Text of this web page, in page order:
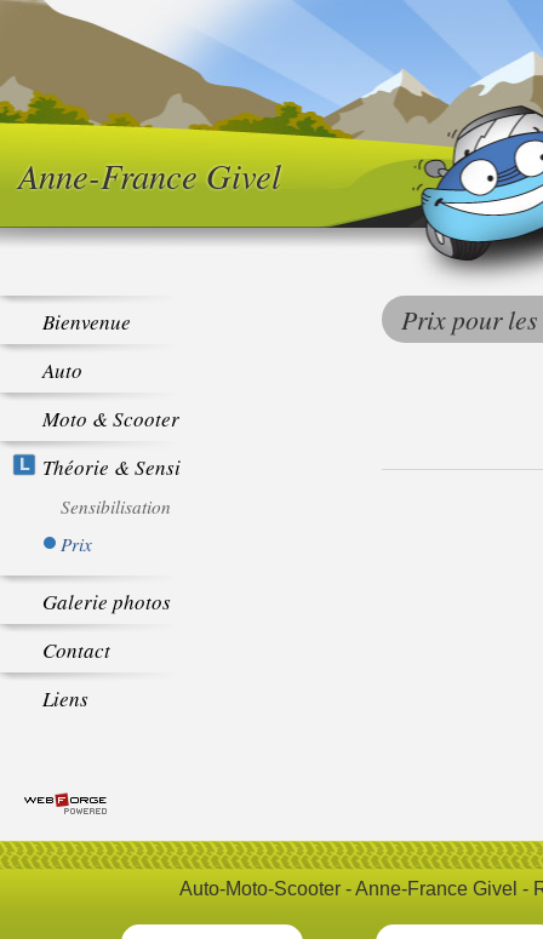
Anne-France Givel
Bienvenue
Auto
Moto & Scooter
Théorie & Sensi
Sensibilisation
Prix
Galerie photos
Contact
Liens
Prix pour
Auto-Moto-Scooter - Anne-France Givel -